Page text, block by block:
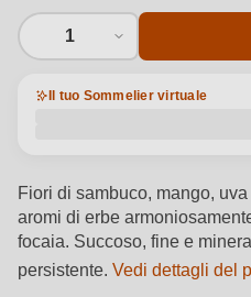
1
Il tuo Sommelier virtuale
Fiori di sambuco, mango,
aromi di erbe
focaia. Succoso, fine e
persistente. Vedi dettagli del